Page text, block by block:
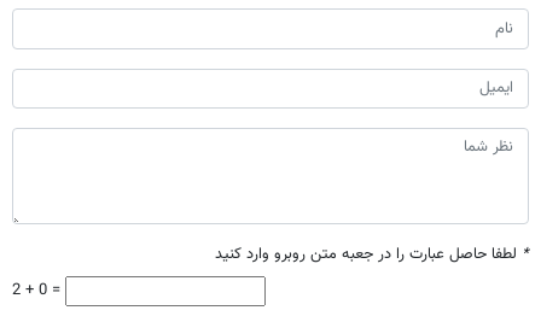
* لطفا حاصل عبارت را در جعبه متن روبرو وارد کنید
2 + 0 =